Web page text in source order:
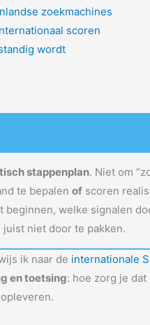
zoekmachines
scoren
wordt
stappenplan. Niet om
te bepalenof scoren
beginnen, welke signalen
niet door te pakken.
ik naar de internationale
en toetsing: hoe zorg je